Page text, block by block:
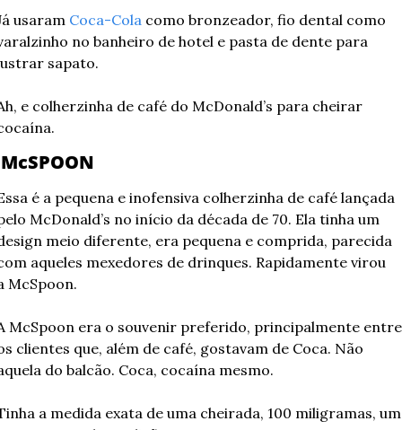
usaram Coca-Cola como bronzeador, fio dental como
no banheiro de hotel e pasta de dente para
sapato.
e colherzinha de café do McDonald’s para cheirar
é a pequena e inofensiva colherzinha de café lançada
McDonald’s no início da década de 70. Ela tinha um
meio diferente, era pequena e comprida, parecida
aqueles mexedores de drinques. Rapidamente virou
McSpoon.
McSpoon era o souvenir preferido, principalmente entre
clientes que, além de café, gostavam de Coca. Não
do balcão. Coca, cocaína mesmo.
a medida exata de uma cheirada, 100 miligramas, um